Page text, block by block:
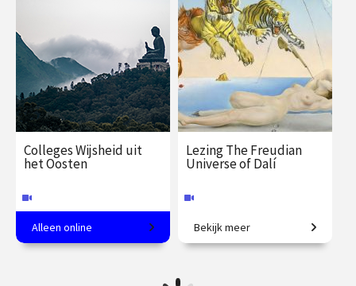
Speeltijd 1 uur
VAthuis
€ 1565.00
vanaf 20
sep.
Op locatie
Colleges Wijsheid uit
het Oosten
Concrete en praktische
filosofie uitgelegd!
Alleen online
Lezing The Freudian
Universe of Dalí
Dalí en de geschriften van
Sigmund Freud.
Bekijk meer